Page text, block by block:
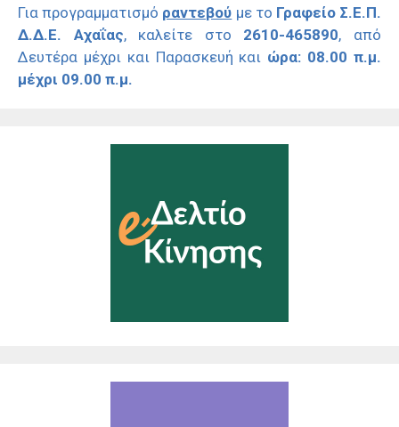
Για προγραμματισμό ραντεβού με το Γραφείο Σ.Ε.Π.
Δ.Δ.Ε. Αχαΐας, καλείτε στο 2610-465890, από
Δευτέρα μέχρι και Παρασκευή και ώρα: 08.00 π.μ.
μέχρι 09.00 π.μ.